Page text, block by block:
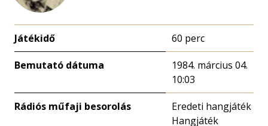
Játékidő 60 perc
Bemutató dátuma
1984. március 04.
10:03
Rádiós műfaji besorolás
Eredeti hangjáték
Hangjáték